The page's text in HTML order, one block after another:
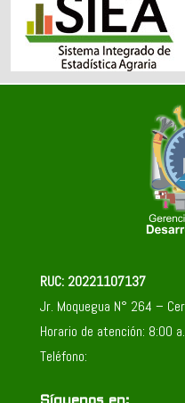
RUC: 20221107137
Jr. Moquegua N° 264 –
Horario de atención: 8:00
Teléfono: